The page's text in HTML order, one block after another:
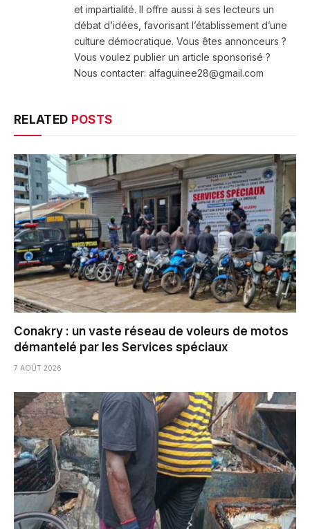
et impartialité. Il offre aussi à ses lecteurs un
débat d’idées, favorisant l’établissement d’une
culture démocratique. Vous êtes annonceurs ?
Vous voulez publier un article sponsorisé ?
Nous contacter: alfaguinee28@gmail.com
RELATED POSTS
Conakry : un vaste réseau de voleurs de motos
démantelé par les Services spéciaux
7 AOÛT 2026